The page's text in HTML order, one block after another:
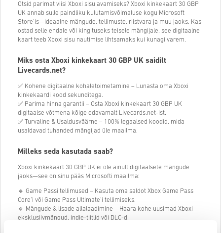
Otsid parimat viisi Xboxi sisu avamiseks? Xboxi kinkekaart 30 GBP
UK annab sulle paindliku kulutamisvõimaluse kogu Microsoft
Store’is—ideaalne mängude, tellimuste, riistvara ja muu jaoks. Kas
ostad selle endale või kingituseks teisele mängijale, see digitaalne
kaart teeb Xboxi sisu nautimise lihtsamaks kui kunagi varem.
Miks osta Xboxi kinkekaart 30 GBP UK saidilt
Livecards.net?
✅ Kohene digitaalne kohaletoimetamine – Lunasta oma Xboxi
kinkekaardi kood sekunditega.
✅ Parima hinna garantii – Osta Xboxi kinkekaart 30 GBP UK
digitaalse võtmena kõige odavamalt Livecards.net-ist.
✅ Turvaline & Usaldusväärne – 100% legaalsed koodid, mida
usaldavad tuhanded mängijad üle maailma.
Milleks seda kasutada saab?
Xboxi kinkekaart 30 GBP UK ei ole ainult digitaalsete mängude
jaoks—see on sinu pääs Microsofti maailma:
🔹 Game Passi tellimused – Kasuta oma saldot Xbox Game Pass
Core’i või Game Pass Ultimate’i tellimiseks.
🔹 Mängude & lisade allalaadimine – Haara kohe uusimad Xboxi
eksklusiivmängud, indie-tiitlid või DLC-d.